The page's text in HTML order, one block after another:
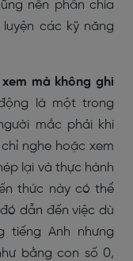
nên phân chia
các kỹ năng
mà không ghi
là một trong
mắc phải khi
nghe hoặc xem
lại và thực hành
thức này có thể
dẫn đến việc dù
tiếng Anh nhưng
bằng con số 0,